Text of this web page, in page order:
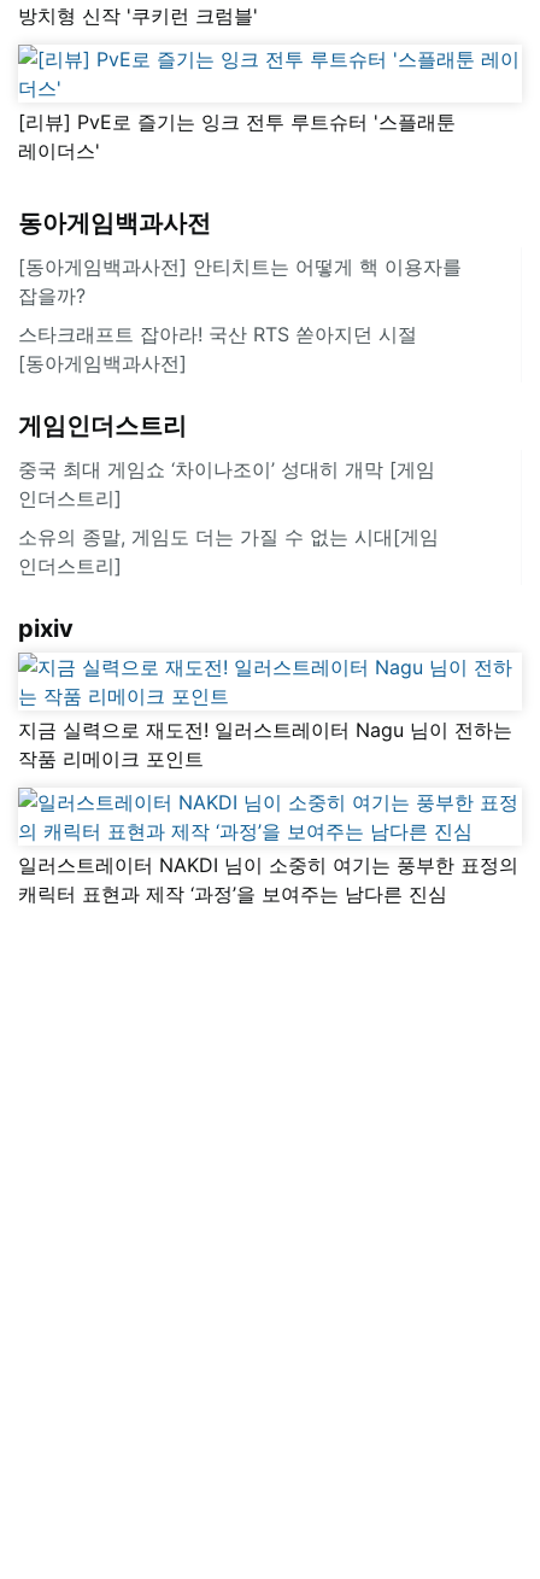
방치형 신작 '쿠키런 크럼블'
[리뷰] PvE로 즐기는 잉크 전투 루트슈터 '스플래툰
레이더스'
동아게임백과사전
[동아게임백과사전] 안티치트는 어떻게 핵 이용자를
잡을까?
스타크래프트 잡아라! 국산 RTS 쏟아지던 시절
[동아게임백과사전]
게임인더스트리
중국 최대 게임쇼 ‘차이나조이’ 성대히 개막 [게임
인더스트리]
소유의 종말, 게임도 더는 가질 수 없는 시대[게임
인더스트리]
pixiv
지금 실력으로 재도전! 일러스트레이터 Nagu 님이 전하는
작품 리메이크 포인트
일러스트레이터 NAKDI 님이 소중히 여기는 풍부한 표정의
캐릭터 표현과 제작 ‘과정’을 보여주는 남다른 진심